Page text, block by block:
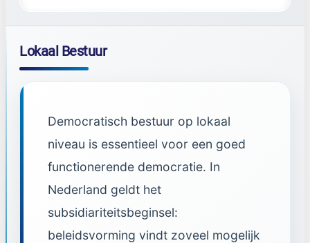
Thema informatie
Lokaal Bestuur
Introductie
Democratisch bestuur op lokaal
niveau is essentieel voor een goed
functionerende democratie. In
Nederland geldt het
subsidiariteitsbeginsel:
beleidsvorming vindt zoveel mogelijk